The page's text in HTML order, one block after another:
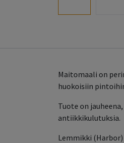
Maitomaali on
huokoisiin
Tuote on
antiikkikulutuksia.
Lemmikki (Harbor)